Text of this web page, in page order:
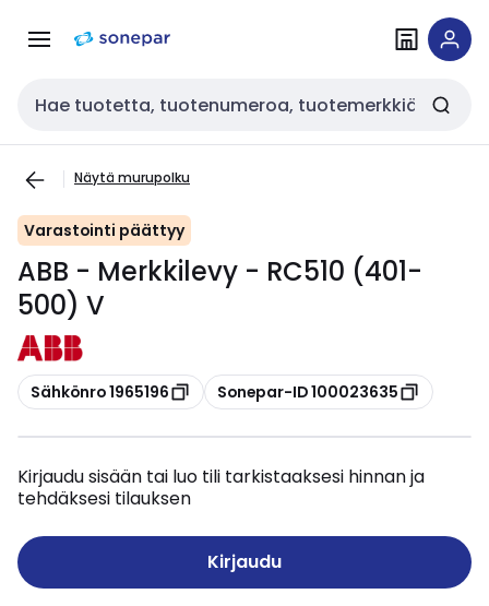
navigointiinsisältöön
Haku
Näytä murupolku
Varastointi päättyy
ABB - Merkkilevy - RC510 (401-
500) V
Kopioi
Sähkönro 1965196 Kopioi
Sonepar-ID 100023635
Kirjaudu sisään tai luo tili tarkistaaksesi hinnan ja
tehdäksesi tilauksen
Kirjaudu